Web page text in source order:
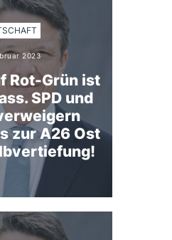
2023
Rot-Grün ist
SPD und
zur A26 Ost